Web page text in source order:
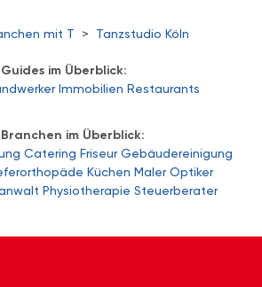
mit T > Tanzstudio Köln
im Überblick:
Immobilien Restaurants
im Überblick:
Catering Friseur Gebäudereinigung
Küchen Maler Optiker
Physiotherapie Steuerberater